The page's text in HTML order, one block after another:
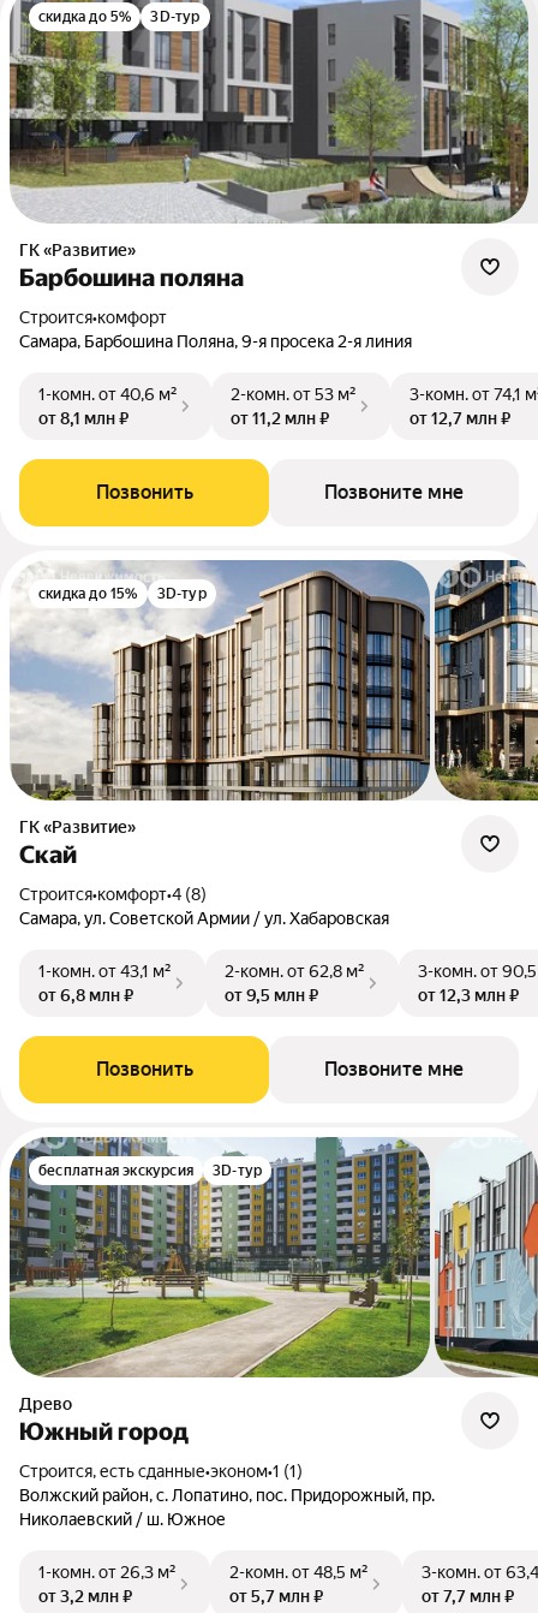
скидка до 5% 3D-тур
ГК «Развитие»
Барбошина поляна
Строится•комфорт
Самара, Барбошина Поляна, 9-я просека 2-я линия
1-комн.от 40,6 м²
от 8,1 млн ₽
2-комн.от 53 м²
от 11,2 млн ₽
3-комн.от 74,1
от 12,7 млн ₽
Позвонить Позвоните мне
скидка до 15% 3D-тур
ГК «Развитие»
Скай
Строится•комфорт•4 (8)
Самара, ул. Советской Армии / ул. Хабаровская
1-комн.от 43,1 м²
от 6,8 млн ₽
2-комн.от 62,8 м²
от 9,5 млн ₽
3-комн.от
от 12,3 млн ₽
Позвонить Позвоните мне
бесплатная экскурсия 3D-тур
Древо
Южный город
Строится, есть сданные•эконом•1 (1)
Волжский район, с. Лопатино, пос. Придорожный, пр.
Николаевский / ш. Южное
1-комн.от 26,3 м²
от 3,2 млн ₽
2-комн.от 48,5 м²
от 5,7 млн ₽
3-комн.от
от 7,7 млн ₽